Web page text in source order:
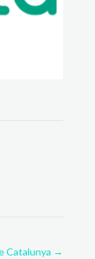
Catalunya →